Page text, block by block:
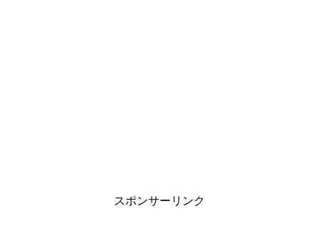
スポンサーリンク